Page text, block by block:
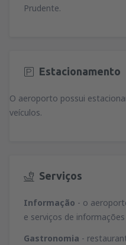
Prudente.
Estacionamento
O aeroporto possui
veículos.
Serviços
Informação - o
e serviços de
Gastronomia -